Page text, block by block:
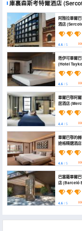
庫裏森斯考特爾酒店
阿雅拉畢爾
酒店
4.6 / 5
塔伊可畢爾
(Hotel
4.6 / 5
畢爾巴鄂阿
居酒店 (Mercure Bilbao
Jardines de
4.4 / 5
畢爾巴鄂的
途格精選酒店 (Hotel
Ercilla de
Autograph
4.6 / 5
巴塞羅畢爾
店 (Barceló Bilbao
Nervión)
4.6 / 5